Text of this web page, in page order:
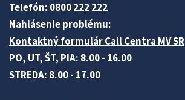
Telefón: 0800 222 222
Nahlásenie problému:
Kontaktný formulár Call Centra MV SR
PO, UT, ŠT, PIA: 8.00 - 16.00
STREDA: 8.00 - 17.00